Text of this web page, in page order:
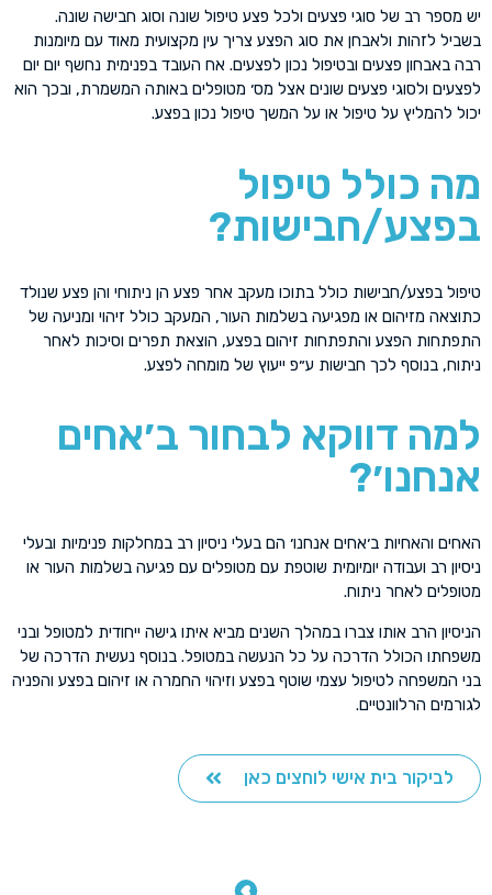
יש מספר רב של סוגי פצעים ולכל פצע טיפול שונה וסוג חבישה שונה.
בשביל לזהות ולאבחן את סוג הפצע צריך עין מקצועית מאוד עם מיומנות
רבה באבחון פצעים ובטיפול נכון לפצעים. אח העובד בפנימית נחשף יום יום
לפצעים ולסוגי פצעים שונים אצל מס׳ מטופלים באותה המשמרת, ובכך הוא
יכול להמליץ על טיפול או על המשך טיפול נכון בפצע.
מה כולל טיפול
בפצע/חבישות?
טיפול בפצע/חבישות כולל בתוכו מעקב אחר פצע הן ניתוחי והן פצע שנולד
כתוצאה מזיהום או מפגיעה בשלמות העור, המעקב כולל זיהוי ומניעה של
התפתחות הפצע והתפתחות זיהום בפצע, הוצאת תפרים וסיכות לאחר
ניתוח, בנוסף לכך חבישות ע״פ ייעוץ של מומחה לפצע.
למה דווקא לבחור ב׳אחים
אנחנו׳?
האחים והאחיות ב׳אחים אנחנו׳ הם בעלי ניסיון רב במחלקות פנימיות ובעלי
ניסיון רב ועבודה יומיומית שוטפת עם מטופלים עם פגיעה בשלמות העור או
מטופלים לאחר ניתוח.
הניסיון הרב אותו צברו במהלך השנים מביא איתו גישה ייחודית למטופל ובני
משפחתו הכולל הדרכה על כל הנעשה במטופל. בנוסף נעשית הדרכה של
בני המשפחה לטיפול עצמי שוטף בפצע וזיהוי החמרה או זיהום בפצע והפניה
לגורמים הרלוונטיים.
לביקור בית אישי לוחצים כאן